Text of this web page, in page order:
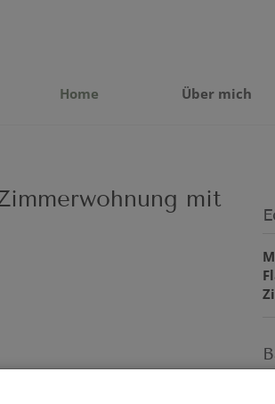
Home Über mich
mit